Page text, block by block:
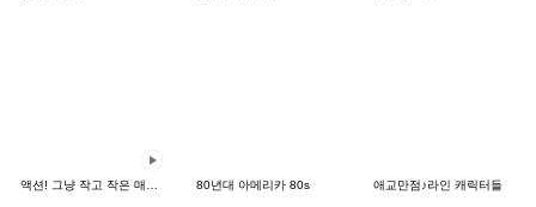
액션! 그냥 작고 작은 매우 작은 팬더2 80년대 아메리카 80s 애교만점♪라인 캐릭터들